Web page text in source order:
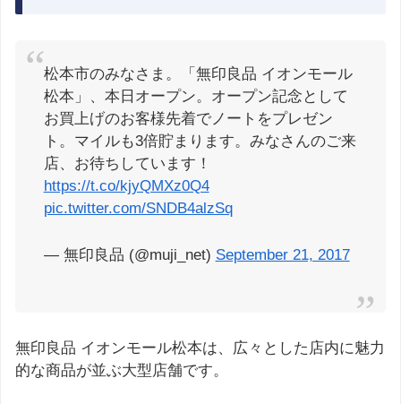
松本市のみなさま。「無印良品 イオンモール
松本」、本日オープン。オープン記念として
お買上げのお客様先着でノートをプレゼン
ト。マイルも3倍貯まります。みなさんのご来
店、お待ちしています！
https://t.co/kjyQMXz0Q4
pic.twitter.com/SNDB4alzSq
— 無印良品 (@muji_net) September 21, 2017
無印良品 イオンモール松本は、広々とした店内に魅力
的な商品が並ぶ大型店舗です。